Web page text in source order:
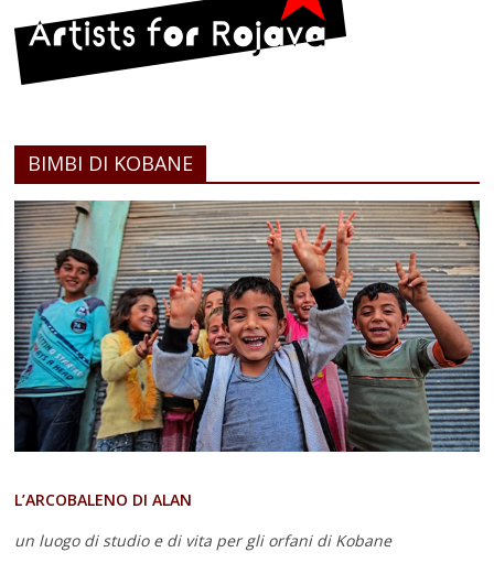
BIMBI DI KOBANE
L’ARCOBALENO DI ALAN
un luogo di studio e di vita per gli orfani di Kobane